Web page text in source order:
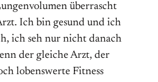
überrascht
Ich bin gesund und ich
ich seh nur nicht danach
der gleiche Arzt, der
lobenswerte Fitness